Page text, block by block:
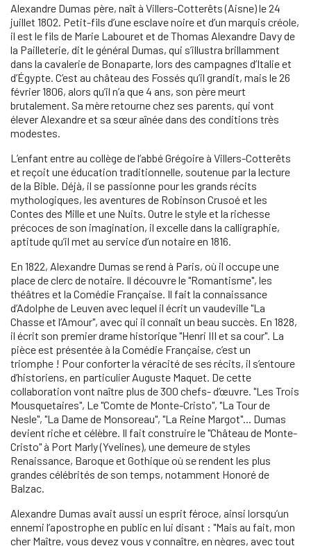
Alexandre Dumas père, naît à Villers-Cotterêts (Aisne) le 24
juillet 1802. Petit-fils d’une esclave noire et d’un marquis créole,
il est le fils de Marie Labouret et de Thomas Alexandre Davy de
la Pailleterie, dit le général Dumas, qui s’illustra brillamment
dans la cavalerie de Bonaparte, lors des campagnes d’Italie et
d’Égypte. C’est au château des Fossés qu’il grandit, mais le 26
février 1806, alors qu’il n’a que 4 ans, son père meurt
brutalement. Sa mère retourne chez ses parents, qui vont
élever Alexandre et sa sœur aînée dans des conditions très
modestes.
L’enfant entre au collège de l’abbé Grégoire à Villers-Cotterêts
et reçoit une éducation traditionnelle, soutenue par la lecture
de la Bible. Déjà, il se passionne pour les grands récits
mythologiques, les aventures de Robinson Crusoé et les
Contes des Mille et une Nuits. Outre le style et la richesse
précoces de son imagination, il excelle dans la calligraphie,
aptitude qu’il met au service d’un notaire en 1816.
En 1822, Alexandre Dumas se rend à Paris, où il occupe une
place de clerc de notaire. Il découvre le "Romantisme", les
théâtres et la Comédie Française. Il fait la connaissance
d’Adolphe de Leuven avec lequel il écrit un vaudeville "La
Chasse et l’Amour", avec qui il connaît un beau succès. En 1828,
il écrit son premier drame historique "Henri III et sa cour". La
pièce est présentée à la Comédie Française, c’est un
triomphe ! Pour conforter la véracité de ses récits, il s’entoure
d’historiens, en particulier Auguste Maquet. De cette
collaboration vont naître plus de 300 chefs- d’œuvre. "Les Trois
Mousquetaires", Le "Comte de Monte-Cristo", "La Tour de
Nesle", "La Dame de Monsoreau", "La Reine Margot"... Dumas
devient riche et célèbre. Il fait construire le "Château de Monte-
Cristo" à Port Marly (Yvelines), une demeure de styles
Renaissance, Baroque et Gothique où se rendent les plus
grandes célébrités de son temps, notamment Honoré de
Balzac.
Alexandre Dumas avait aussi un esprit féroce, ainsi lorsqu’un
ennemi l’apostrophe en public en lui disant : "Mais au fait, mon
cher Maître, vous devez vous y connaître, en nègres, avec tout